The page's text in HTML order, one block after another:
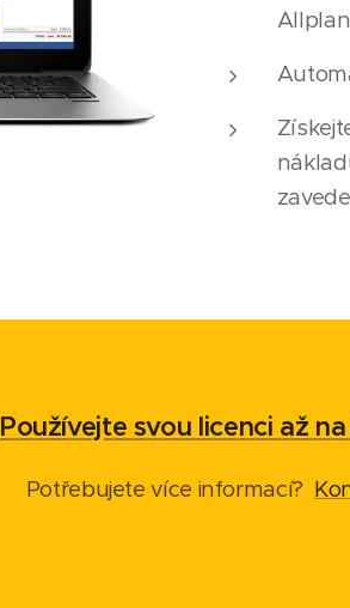
Používejte svou licenci až
Potřebujete více informací?